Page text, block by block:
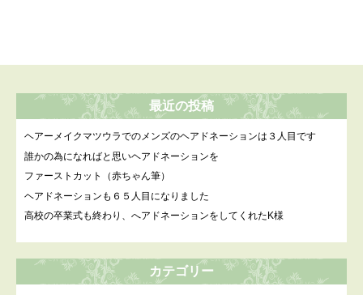
最近の投稿
ヘアーメイクマツウラでのメンズのヘアドネーションは３人目です
誰かの為になればと思いヘアドネーションを
ファーストカット（赤ちゃん筆）
ヘアドネーションも６５人目になりました
高校の卒業式も終わり、へアドネーションをしてくれたK様
カテゴリー